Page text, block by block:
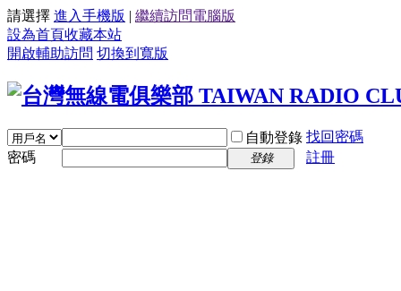
請選擇 進入手機版 | 繼續訪問電腦版
設為首頁收藏本站
開啟輔助訪問 切換到寬版
自動登錄 找回密碼
密碼
登錄 註冊